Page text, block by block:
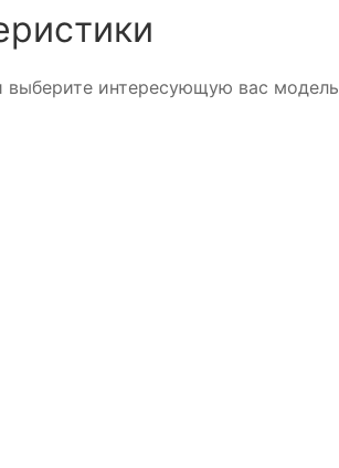
интересующую вас модель